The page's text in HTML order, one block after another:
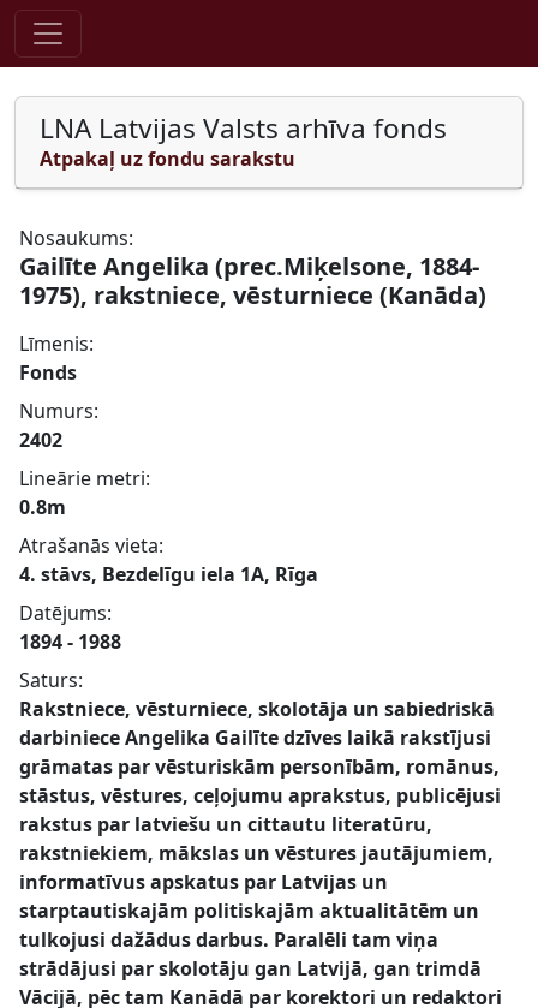
Pāriet uz saturu
LNA Latvijas Valsts arhīva fonds
Atpakaļ uz fondu sarakstu
Nosaukums:
Gailīte Angelika (prec.Miķelsone, 1884-
1975), rakstniece, vēsturniece (Kanāda)
Līmenis:
Fonds
Numurs:
2402
Lineārie metri:
0.8m
Atrašanās vieta:
4. stāvs, Bezdelīgu iela 1A, Rīga
Datējums:
1894 - 1988
Saturs:
Rakstniece, vēsturniece, skolotāja un sabiedriskā
darbiniece Angelika Gailīte dzīves laikā rakstījusi
grāmatas par vēsturiskām personībām, romānus,
stāstus, vēstures, ceļojumu aprakstus, publicējusi
rakstus par latviešu un cittautu literatūru,
rakstniekiem, mākslas un vēstures jautājumiem,
informatīvus apskatus par Latvijas un
starptautiskajām politiskajām aktualitātēm un
tulkojusi dažādus darbus. Paralēli tam viņa
strādājusi par skolotāju gan Latvijā, gan trimdā
Vācijā, pēc tam Kanādā par korektori un redaktori